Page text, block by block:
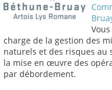
charge de la gestion des
naturels et des risques au
la mise en œuvre des
par débordement.